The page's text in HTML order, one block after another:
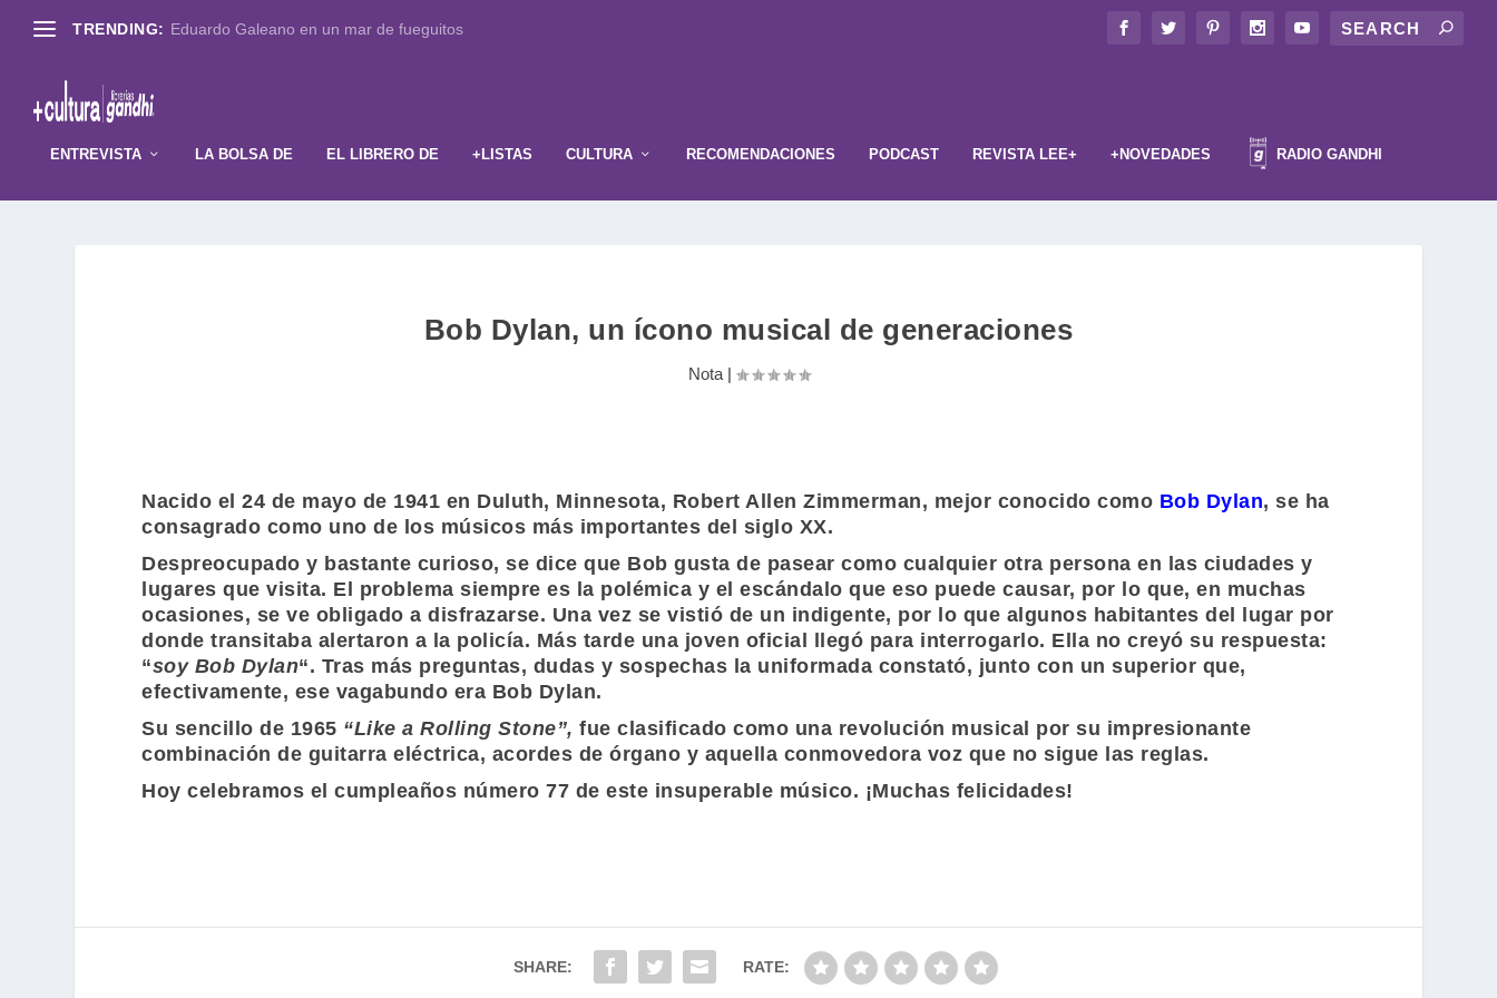
TRENDING: Eduardo Galeano en un mar de fueguitos
ENTREVISTA LA BOLSA DE EL LIBRERO DE +LISTAS CULTURA RECOMENDACIONES PODCAST REVISTA LEE+ +NOVEDADES RADIO GANDHI
Bob Dylan, un ícono musical de generaciones
Nota|
Nacido el 24 de mayo de 1941 en Duluth, Minnesota, Robert Allen Zimmerman, mejor conocido como Bob Dylan, se ha
consagrado como uno de los músicos más importantes del siglo XX.
Despreocupado y bastante curioso, se dice que Bob gusta de pasear como cualquier otra persona en las ciudades y
lugares que visita. El problema siempre es la polémica y el escándalo que eso puede causar, por lo que, en muchas
ocasiones, se ve obligado a disfrazarse. Una vez se vistió de un indigente, por lo que algunos habitantes del lugar por
donde transitaba alertaron a la policía. Más tarde una joven oficial llegó para interrogarlo. Ella no creyó su respuesta:
“soy Bob Dylan“. Tras más preguntas, dudas y sospechas la uniformada constató, junto con un superior que,
efectivamente, ese vagabundo era Bob Dylan.
Su sencillo de 1965 “Like a Rolling Stone”, fue clasificado como una revolución musical por su impresionante
combinación de guitarra eléctrica, acordes de órgano y aquella conmovedora voz que no sigue las reglas.
Hoy celebramos el cumpleaños número 77 de este insuperable músico. ¡Muchas felicidades!
SHARE: RATE: